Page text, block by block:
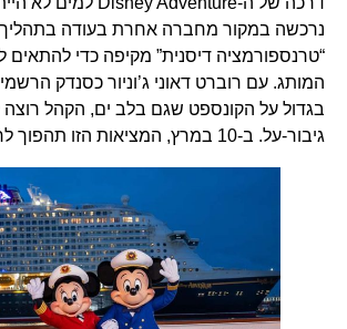
נרכשה במקור מחברה אחרת בעודה בתהליך
“טרנספורמציה דיסנית” מקיפה כדי להתאים
המותג. עם רוברט דאוני ג’וניור כסנדק הרשמי,
בגדול על הקונספט שגם בלב ים, הקהל רוצה
גיבור-על. ב-10 במרץ, המציאות הזו תהפוך לרשמית.